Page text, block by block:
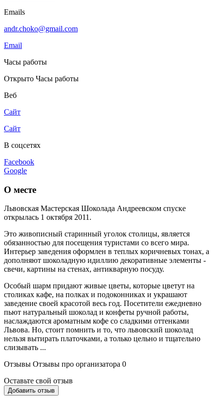
Emails
andr.choko@gmail.com
Email
Часы работы
Открыто Часы работы
Веб
Сайт
Сайт
В соцсетях
Facebook
Google
О месте
Львовская Мастерская Шоколада Андреевском спуске
открылась 1 октября 2011.
Это живописный старинный уголок столицы, является
обязанностью для посещения туристами со всего мира.
Интерьер заведения оформлен в теплых коричневых тонах, а
дополняют шоколадную идиллию декоративные элементы -
свечи, картины на стенах, антикварную посуду.
Особый шарм придают живые цветы, которые цветут на
столиках кафе, на полках и подоконниках и украшают
заведение своей красотой весь год. Посетители ежедневно
пьют натуральный шоколад и конфеты ручной работы,
наслаждаются ароматным кофе со сладкими оттенками
Львова. Но, стоит помнить и то, что львовский шоколад
нельзя вытирать платочками, а только цельно и тщательно
слизывать ...
Отзывы Отзывы про организатора 0
Оставьте свой отзыв
Добавить отзыв